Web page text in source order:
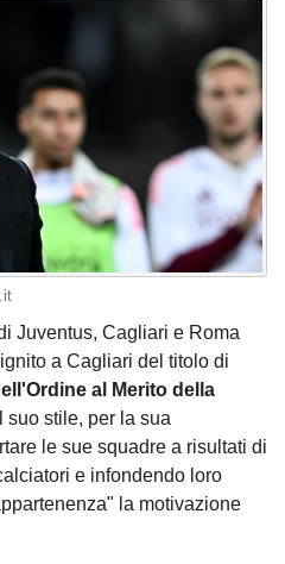
Juventus, Cagliari e Roma
a Cagliari del titolo di
al Merito della
suo stile, per la sua
le sue squadre a risultati di
e infondendo loro
la motivazione